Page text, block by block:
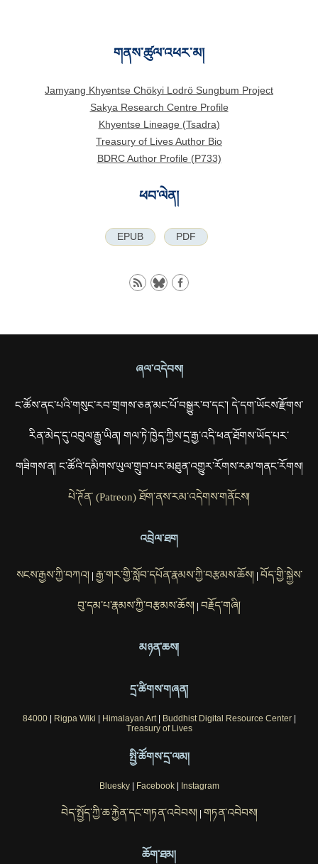
གནས་ཚུལ་འཕར་མ།
Jamyang Khyentse Chökyi Lodrö Sungbum Project
Sakya Research Centre Profile
Khyentse Lineage (Tsadra)
Treasury of Lives Author Bio
BDRC Author Profile (P733)
ཕབ་ལེན།
EPUB PDF
ཞལ་འདེབས།
ང་ཚོས་ནང་པའི་གསུང་རབ་གྲགས་ཅན་མང་པོ་བསྒྱུར་བ་དང་། དེ་དག་ཡོངས་རྫོགས་
རིན་མེད་དུ་འབུལ་རྒྱུ་ཡིན། གལ་ཏེ་ཁྱེད་ཀྱིས་དྲ་རྒྱ་འདི་ཕན་ཐོགས་ཡོད་པར་
གཟིགས་ན། ང་ཚོའི་དམིགས་ཡུལ་གྲུབ་པར་མཐུན་འགྱུར་རོགས་རམ་གནང་རོགས།
པེ་ཊོན་ (Patreon) ཐོག་ནས་རམ་འདེགས་གནོངས།
འབྲེལ་ཐག
སངས་རྒྱས་ཀྱི་བཀའ།| རྒྱ་གར་གྱི་སློབ་དཔོན་རྣམས་ཀྱི་བརྩམས་ཆོས།| བོད་གྱི་སྐྱེས་
བུ་དམ་པ་རྣམས་ཀྱི་བརྩམས་ཆོས། | བརྗོད་གཞི།
མཉན་ཆས།
དྲ་ཚིགས་གཞན།
84000| Rigpa Wiki | Himalayan Art| Buddhist Digital Resource Center|
Treasury of Lives
སྤྱི་ཚོགས་དྲ་ལམ།
Bluesky| Facebook| Instagram
བེད་སྤྱོད་ཀྱི་ཆ་རྐྱེན་དང་གཏན་འབེབས།| གཏན་འབེབས།
ཆོག་ཐམ།